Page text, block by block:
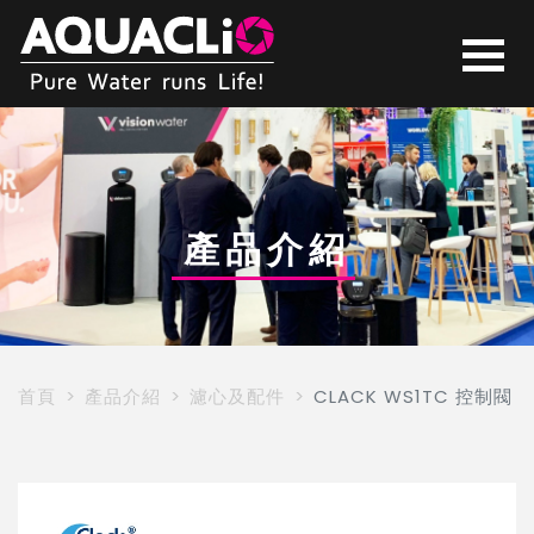
CLACK
WS1TC
WS1-
TC
克
產品介紹
首頁 產品介紹 濾心及配件 CLACK WS1TC 控制閥